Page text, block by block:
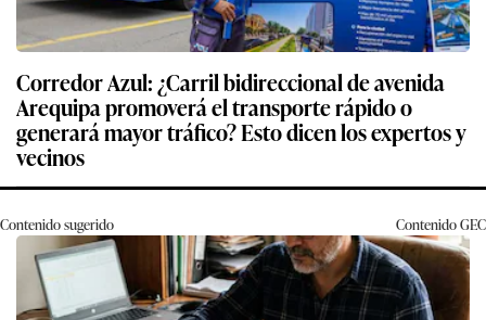
Corredor Azul: ¿Carril bidireccional de avenida
Arequipa promoverá el transporte rápido o
generará mayor tráfico? Esto dicen los expertos y
vecinos
Contenido sugerido ContenidoGEC